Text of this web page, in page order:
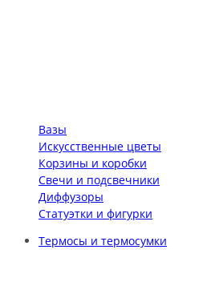
Вазы
Искусственные цветы
Корзины и коробки
Свечи и подсвечники
Диффузоры
Статуэтки и фигурки
Термосы и термосумки